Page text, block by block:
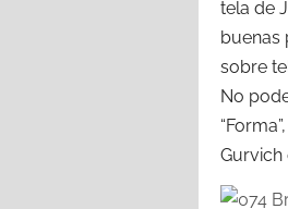
tela de
buenas
sobre
No
Gurvich